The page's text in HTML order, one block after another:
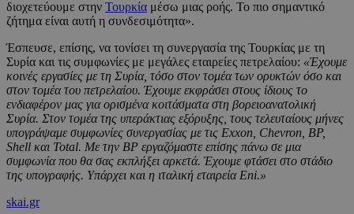
διοχετεύουμε στην Τουρκία μέσω μιας ροής. Το πιο σημαντικό
ζήτημα είναι αυτή η συνδεσιμότητα».
Έσπευσε, επίσης, να τονίσει τη συνεργασία της Τουρκίας με τη
Συρία και τις συμφωνίες με μεγάλες εταιρείες πετρελαίου: «Έχουμε
κοινές εργασίες με τη Συρία, τόσο στον τομέα των ορυκτών όσο και
στον τομέα του πετρελαίου. Έχουμε εκφράσει στους ίδιους το
ενδιαφέρον μας για ορισμένα κοιτάσματα στη βορειοανατολική
Συρία. Στον τομέα της υπεράκτιας εξόρυξης, τους τελευταίους μήνες
υπογράψαμε συμφωνίες συνεργασίας με τις Exxon, Chevron, BP,
Shell και Total. Με την BP εργαζόμαστε επίσης πάνω σε μια
συμφωνία που θα σας εκπλήξει αρκετά. Έχουμε φτάσει στο στάδιο
της υπογραφής. Υπάρχει και η ιταλική εταιρεία Eni.»
skai.gr